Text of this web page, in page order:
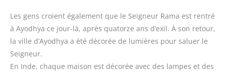
Les gens croient également que le Seigneur Rama est rentré
à Ayodhya ce jour-là, après quatorze ans d’exil. À son retour,
la ville d’Ayodhya a été décorée de lumières pour saluer le
Seigneur.
En Inde, chaque maison est décorée avec des lampes et des